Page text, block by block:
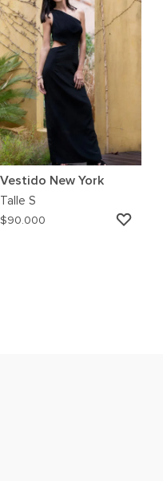
Vestido New York
Talle S
$90.000